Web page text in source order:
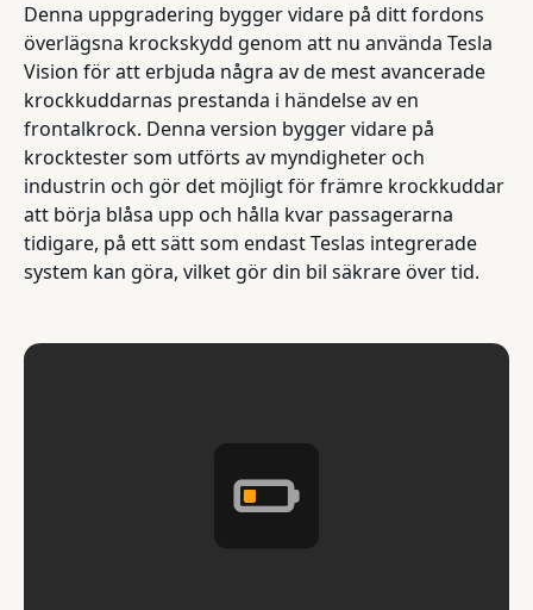
Denna uppgradering bygger vidare på ditt fordons
överlägsna krockskydd genom att nu använda Tesla
Vision för att erbjuda några av de mest avancerade
krockkuddarnas prestanda i händelse av en
frontalkrock. Denna version bygger vidare på
krocktester som utförts av myndigheter och
industrin och gör det möjligt för främre krockkuddar
att börja blåsa upp och hålla kvar passagerarna
tidigare, på ett sätt som endast Teslas integrerade
system kan göra, vilket gör din bil säkrare över tid.